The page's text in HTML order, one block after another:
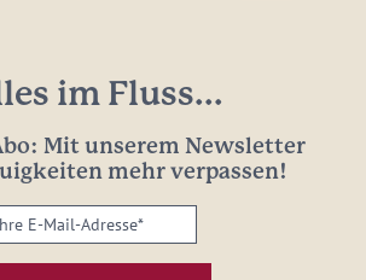
im Fluss...
Mit unserem Newsletter
mehr verpassen!